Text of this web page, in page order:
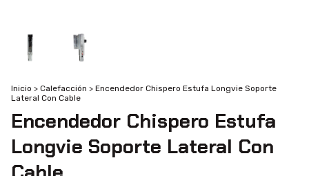
Inicio > Calefacción > Encendedor Chispero Estufa Longvie Soporte
Lateral Con Cable
Encendedor Chispero Estufa
Longvie Soporte Lateral Con